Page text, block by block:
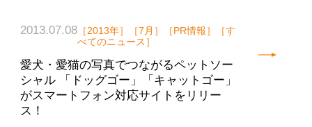
2013.07.08［2013年］［7月］［PR情報］［す
べてのニュース］
愛犬・愛猫の写真でつながるペットソー
シャル 「ドッグゴー」「キャットゴー」
がスマートフォン対応サイトをリリー
ス！